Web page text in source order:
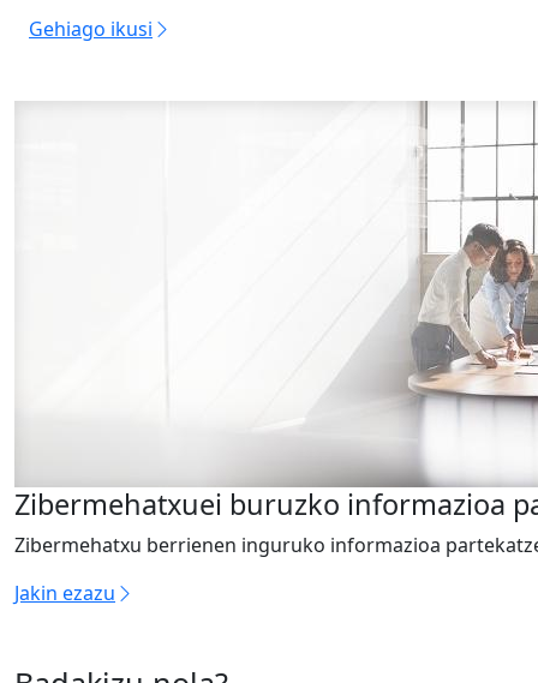
Gehiago ikusi
Zibermehatxuei buruzko informazioa
Zibermehatxu berrienen inguruko informazioa
Jakin ezazu